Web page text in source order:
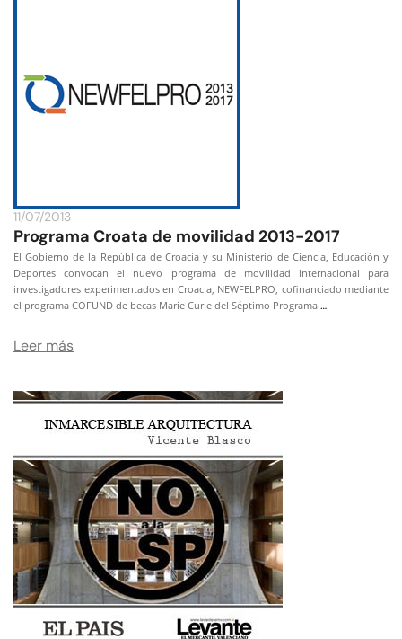
11/07/2013
Programa Croata de movilidad 2013-2017
El Gobierno de la República de Croacia y su Ministerio de Ciencia, Educación y
Deportes convocan el nuevo programa de movilidad internacional para
investigadores experimentados en Croacia, NEWFELPRO, cofinanciado mediante
el programa COFUND de becas Marie Curie del Séptimo Programa …
Leer más